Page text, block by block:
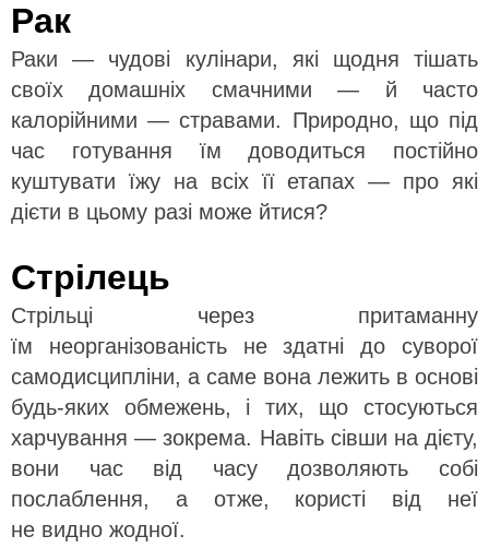
Рак
Раки — чудові кулінари, які щодня тішать
своїх домашніх смачними — й часто
калорійними — стравами. Природно, що під
час готування їм доводиться постійно
куштувати їжу на всіх її етапах — про які
дієти в цьому разі може йтися?
Стрілець
Стрільці через притаманну
їм неорганізованість не здатні до суворої
самодисципліни, а саме вона лежить в основі
будь-яких обмежень, і тих, що стосуються
харчування — зокрема. Навіть сівши на дієту,
вони час від часу дозволяють собі
послаблення, а отже, користі від неї
не видно жодної.